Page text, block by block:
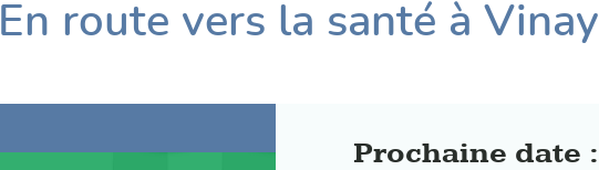
En route vers la santé à Vinay
Prochaine date :